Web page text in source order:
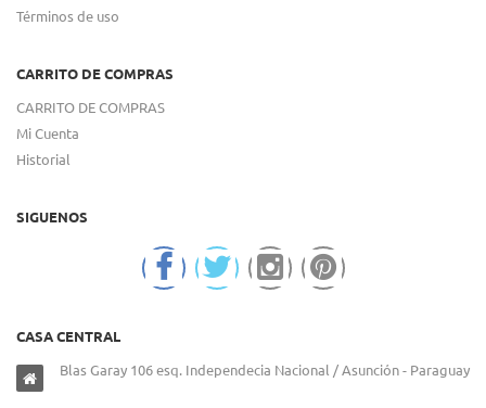
Términos de uso
CARRITO DE COMPRAS
CARRITO DE COMPRAS
Mi Cuenta
Historial
SIGUENOS
CASA CENTRAL
Blas Garay 106 esq. Independecia Nacional / Asunción - Paraguay